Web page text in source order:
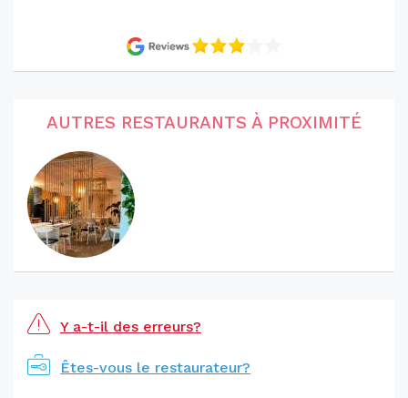
AUTRES RESTAURANTS À PROXIMITÉ
Y a-t-il des erreurs?
Êtes-vous le restaurateur?